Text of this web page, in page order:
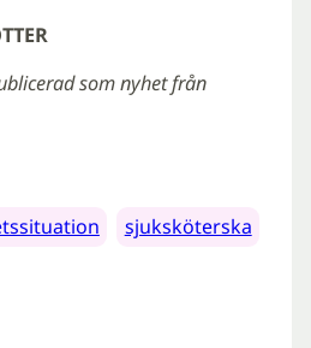
som nyhet från
sjuksköterska